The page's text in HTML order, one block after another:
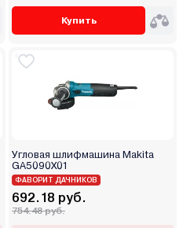
Купить
Угловая шлифмашина Makita
GA5090X01
ФАВОРИТ ДАЧНИКОВ
692.18 руб.
754.48 руб.